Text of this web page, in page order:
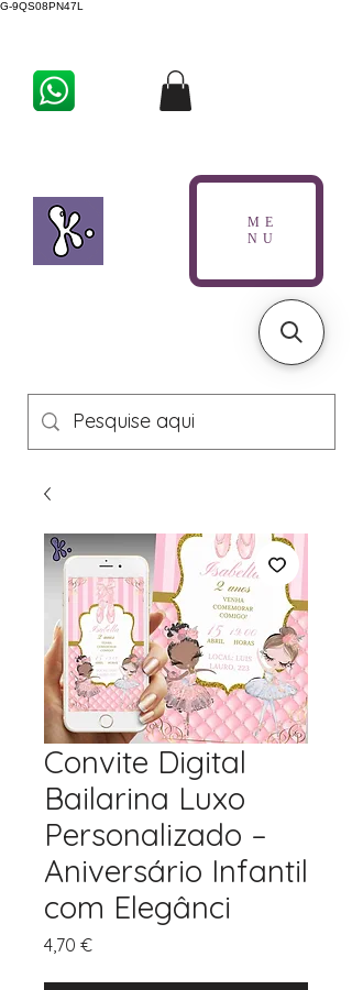
G-9QS08PN47L
ME
NU
Convite Digital
Bailarina Luxo
Personalizado –
Aniversário Infantil
com Elegânci
4,70 €Preço